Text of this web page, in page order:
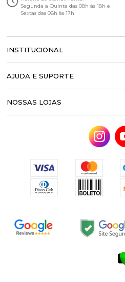
Segunda a Quinta das 08h às 18h e
Sextas das 08h às 17h
INSTITUCIONAL
AJUDA E SUPORTE
NOSSAS LOJAS